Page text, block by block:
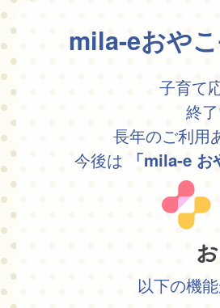
mila-eおや
子育て
終
長年のご利用
今後は
「mila-e お
以下の機